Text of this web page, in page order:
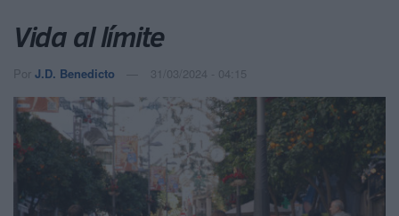
Vida al límite
Por J.D. Benedicto 31/03/2024 - 04:15